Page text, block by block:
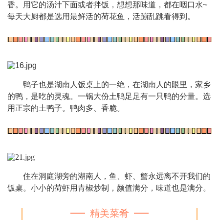
香。用它的汤汁下面或者拌饭，想想那味道，都在咽口水~
每天大厨都是选用最鲜活的荷花鱼，活蹦乱跳看得到。
鸭子也是湖南人饭桌上的一绝，在湖南人的眼里，家乡
的鸭，是吃的灵魂。一锅大份土鸭足足有一只鸭的分量。选
用正宗的土鸭子。鸭肉多、香脆。
住在洞庭湖旁的湖南人，鱼、虾、蟹永远离不开我们的
饭桌。小小的荷虾用青椒炒制，颜值满分，味道也是满分。
精美菜肴